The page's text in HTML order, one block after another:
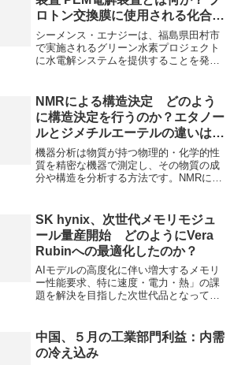
ロトン交換膜に使用される化合物
は何か？
シーメンス・エナジーは、福島県田村市
で実施されるグリーン水素プロジェクト
に水電解システムを提供することを発表
置です。脱炭素社会に向けた水素の製造
方法として、注目されています。どのよ
うな装置なのか、装置の一種であるPEM
電界装置とは何かを知ることができま
す。
NMRによる構造決定 どのよう
に構造決定を行うのか？エタノー
ルとジメチルエーテルの違いはど
う分析されるのか？
機器分析は物質が持つ物理的・化学的性
質を精密な機器で測定し、その物質の成
分や構造を分析する方法です。NMRによ
水素数を、カップリング（分裂）で隣接
する水素の数を解析します。実際にどの
ように解析されるのかを知ることができ
ます。
SK hynix、次世代メモリモジュ
ール量産開始 どのようにVera
Rubinへの最適化したのか？
AIモデルの高度化に伴い増大するメモリ
ー性能要求、特に速度・電力・熱」の課
題を解決を目指した次世代品となってい
中国、５月の工業部門利益：内需
の冷え込み